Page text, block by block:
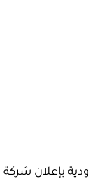
بإعلان شركة